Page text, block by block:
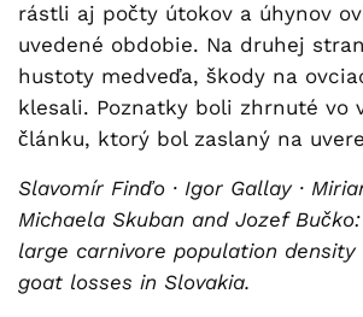
rástli aj počty útokov a úhynov
uvedené obdobie. Na druhej
hustoty medveďa, škody na
klesali. Poznatky boli zhrnuté vo
článku, ktorý bol zaslaný na
Slavomír Finďo · Igor Gallay ·
Michaela Skuban and Jozef
large carnivore population density
goat losses in Slovakia.